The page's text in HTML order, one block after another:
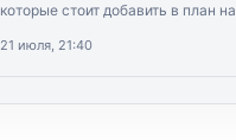
которые стоит добавить в план на
21 июля, 21:40